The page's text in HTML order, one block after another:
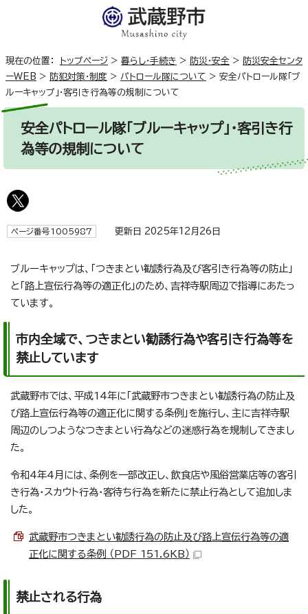
現在の位置： トップページ > 暮らし・手続き > 防災・安全 > 防災安全センタ
ーWEB > 防犯対策・制度 > パトロール隊について > 安全パトロール隊「ブ
ルーキャップ」・客引き行為等の規制について
安全パトロール隊「ブルーキャップ」・客引き行
為等の規制について
ページ番号1005987 更新日 2025年12月26日
ブルーキャップは、「つきまとい勧誘行為及び客引き行為等の防止」
と「路上宣伝行為等の適正化」のため、吉祥寺駅周辺で指導にあたっ
ています。
市内全域で、つきまとい勧誘行為や客引き行為等を
禁止しています
武蔵野市では、平成14年に「武蔵野市つきまとい勧誘行為の防止及
び路上宣伝行為等の適正化に関する条例」を施行し、主に吉祥寺駅
周辺のしつようなつきまとい行為などの迷惑行為を規制してきまし
た。
令和4年4月には、条例を一部改正し、飲食店や風俗営業店等の客引
き行為・スカウト行為・客待ち行為を新たに禁止行為として追加しま
した。
武蔵野市つきまとい勧誘行為の防止及び路上宣伝行為等の適
正化に関する条例 （PDF 151.6KB）
禁止される行為